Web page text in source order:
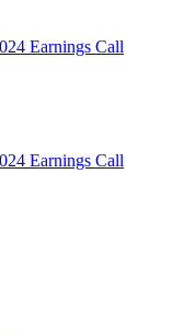
Earnings Call
Earnings Call